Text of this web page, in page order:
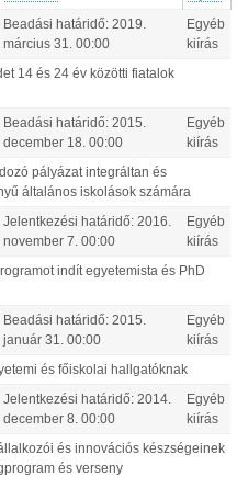
Beadási határidő: 2019.
március 31 00:00
Egyéb
kiírás
14 és 24 év közötti fiatalok
Beadási határidő: 2015.
december 18 00:00
Egyéb
kiírás
pályázat integráltan és
általános iskolások számára
Jelentkezési határidő: 2016.
november 7 00:00
Egyéb
kiírás
indít egyetemista és PhD
Beadási határidő: 2015.
január 31 00:00
Egyéb
kiírás
és főiskolai hallgatóknak
Jelentkezési határidő: 2014.
december 8 00:00
Egyéb
kiírás
és innovációs készségeinek
és verseny